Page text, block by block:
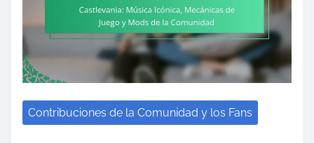
Contribuciones de la Comunidad y los Fans